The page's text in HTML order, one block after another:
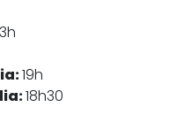
19h
18h30